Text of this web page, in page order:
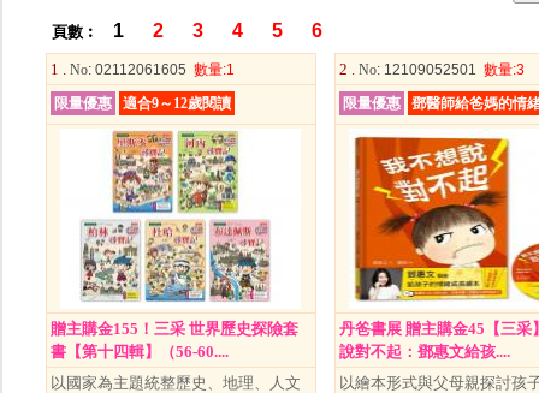
頁數︰ 1 2 3 4 5 6
1 . No: 02112061605 數量:1
限量優惠
適合9～12歲閱讀
贈主購金155！三采 世界歷史探險套
書【第十四輯】（56-60....
以國家為主題統整歷史、地理、人文
2 . No: 12109052501 數量:3
限量優惠
鄧醫師給爸媽的情
丹爸書展 贈主購金45【三采
說對不起：鄧惠文給孩....
以繪本形式與父母親探討孩